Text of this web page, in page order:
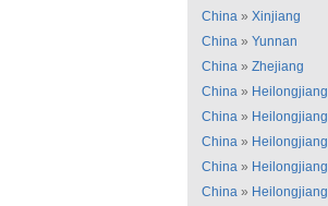
China » Xinjiang
China » Yunnan
China » Zhejiang
China » Heilongjiang
China » Heilongjiang
China » Heilongjiang
China » Heilongjiang
China » Heilongjiang